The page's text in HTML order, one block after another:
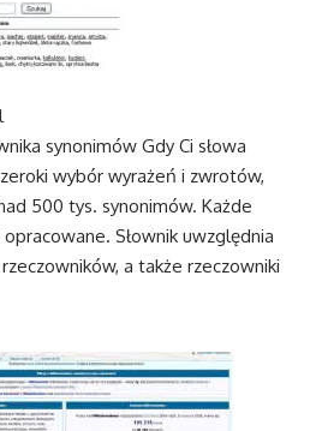
synonimów Gdy Ci słowa
wybór wyrażeń i zwrotów,
500 tys. synonimów. Każde
Słownik uwzględnia
a także rzeczowniki